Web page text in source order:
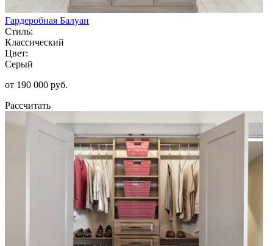
Гардеробная Балуан
Стиль:
Классический
Цвет:
Серый
от 190 000 руб.
Рассчитать